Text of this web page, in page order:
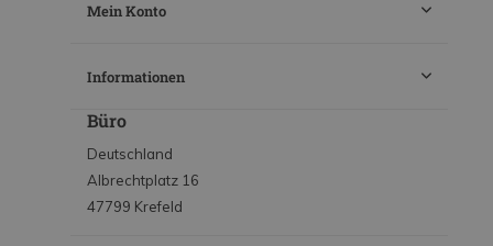
Mein Konto
Informationen
Büro
Deutschland
Albrechtplatz 16
47799 Krefeld